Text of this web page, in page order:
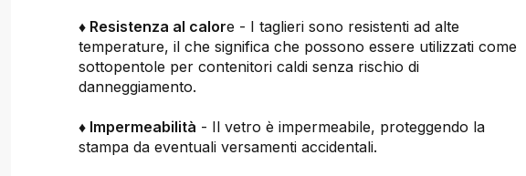
♦ Resistenza al calore - I taglieri sono resistenti ad alte
temperature, il che significa che possono essere utilizzati come
sottopentole per contenitori caldi senza rischio di
danneggiamento.
♦ Impermeabilità - Il vetro è impermeabile, proteggendo la
stampa da eventuali versamenti accidentali.